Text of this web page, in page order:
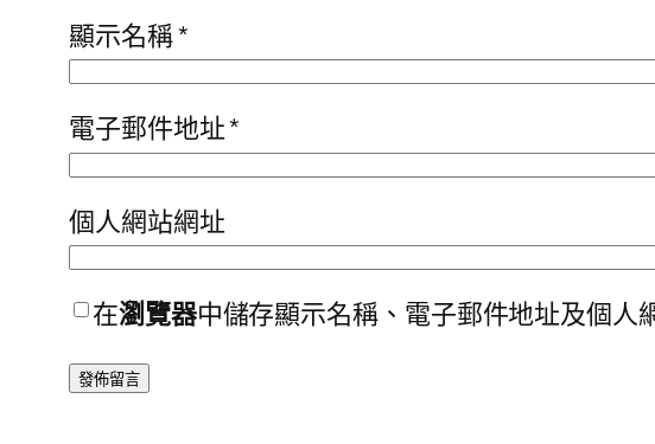
顯示名稱*
電子郵件地址*
個人網站網址
在瀏覽器中儲存顯示名稱、電子郵件地址及個